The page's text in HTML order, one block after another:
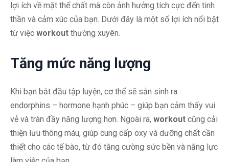
lợi ích về mặt thể chất mà còn ảnh hưởng tích cực đến tinh
thần và cảm xúc của bạn. Dưới đây là một số lợi ích nổi bật
từ việc workout thường xuyên.
Tăng mức năng lượng
Khi bạn bắt đầu tập luyện, cơ thể sẽ sản sinh ra
endorphins – hormone hạnh phúc – giúp bạn cảm thấy vui
vẻ và tràn đầy năng lượng hơn. Ngoài ra, workout cũng cải
thiện lưu thông máu, giúp cung cấp oxy và dưỡng chất cần
thiết cho các tế bào, từ đó tăng cường sức bền và năng lực